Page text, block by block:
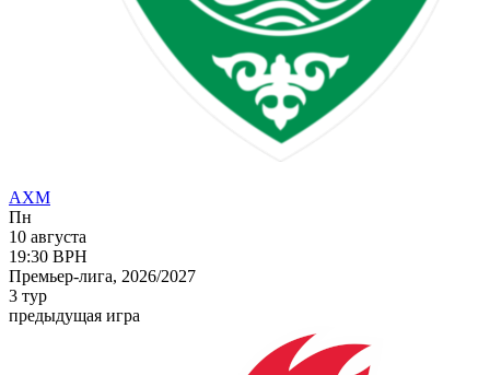
АХМ
Пн
10 августа
19:30 ВРН
Премьер-лига, 2026/2027
3 тур
предыдущая игра